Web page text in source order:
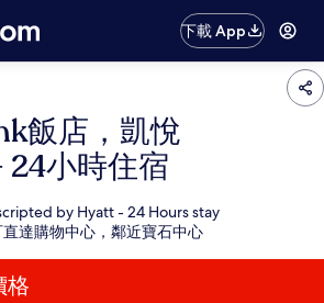
下載 App
飯店，凱悅
小時住宿
by Hyatt - 24 Hours stay
達購物中心，鄰近寶石中心
格